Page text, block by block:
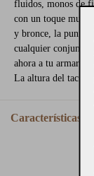
fluidos, monos de
con un toque muy
y bronce, la punta
cualquier conjunto
ahora a tu armario
La altura del tacón
Características